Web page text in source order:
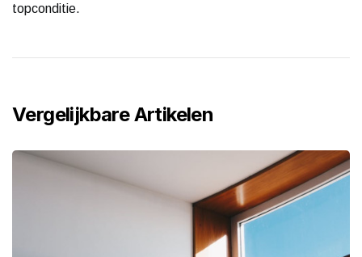
topconditie.
Vergelijkbare Artikelen